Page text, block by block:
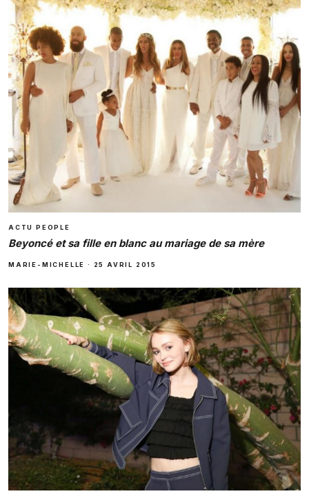
ACTU PEOPLE
Beyoncé et sa fille en blanc au mariage de sa mère
MARIE-MICHELLE · 25 AVRIL 2015